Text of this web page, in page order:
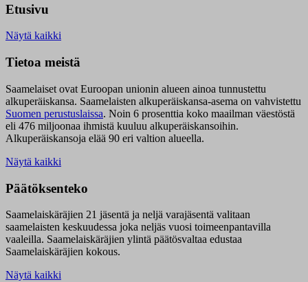
Etusivu
Näytä kaikki
Tietoa meistä
Saamelaiset ovat Euroopan unionin alueen ainoa tunnustettu
alkuperäiskansa. Saamelaisten alkuperäiskansa-asema on vahvistettu
Suomen perustuslaissa. Noin 6 prosenttia koko maailman väestöstä
eli 476 miljoonaa ihmistä kuuluu alkuperäiskansoihin.
Alkuperäiskansoja elää 90 eri valtion alueella.
Näytä kaikki
Päätöksenteko
Saamelaiskäräjien 21 jäsentä ja neljä varajäsentä valitaan
saamelaisten keskuudessa joka neljäs vuosi toimeenpantavilla
vaaleilla. Saamelaiskäräjien ylintä päätösvaltaa edustaa
Saamelaiskäräjien kokous.
Näytä kaikki